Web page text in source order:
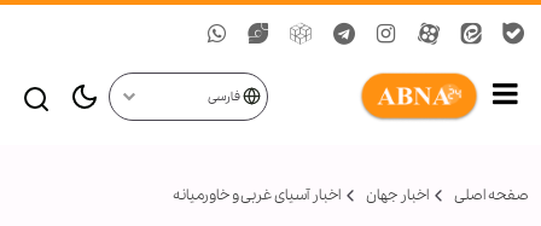
فارسی
صفحه اصلی اخبار جهان اخبار آسیای غربی و خاورمیانه